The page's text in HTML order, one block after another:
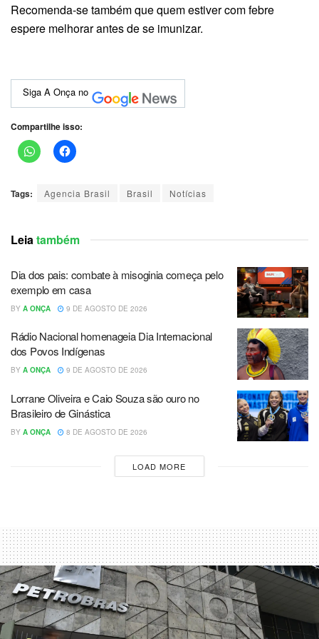
Recomenda-se também que quem estiver com febre
espere melhorar antes de se imunizar.
Siga A Onça no
Compartilhe isso:
Tags: Agencia Brasil Brasil Notícias
Leia também
Dia dos pais: combate à misoginia começa pelo
exemplo em casa
BY A ONÇA 9 DE AGOSTO DE 2026
Rádio Nacional homenageia Dia Internacional
dos Povos Indígenas
BY A ONÇA 9 DE AGOSTO DE 2026
Lorrane Oliveira e Caio Souza são ouro no
Brasileiro de Ginástica
BY A ONÇA 8 DE AGOSTO DE 2026
LOAD MORE